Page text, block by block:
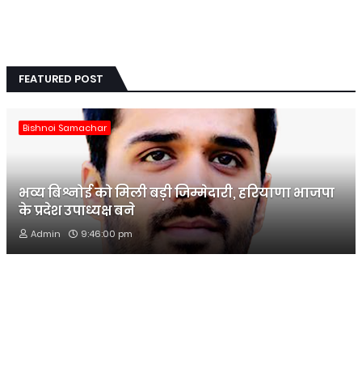
FEATURED POST
Bishnoi Samachar
भव्य बिश्नोई को मिली बड़ी जिम्मेदारी, हरियाणा भाजपा
के प्रदेश उपाध्यक्ष बने
Admin 9:46:00 pm